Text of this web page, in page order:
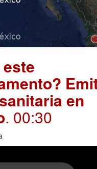
en
. 00:30